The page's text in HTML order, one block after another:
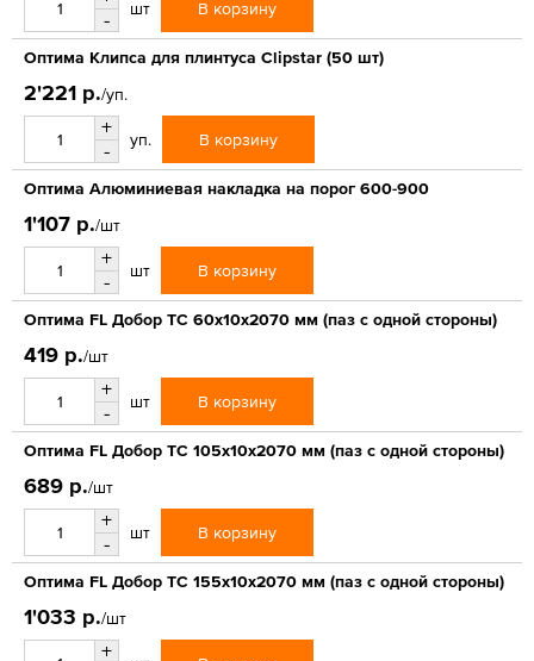
-
шт В корзину
Оптима Клипса для плинтуса Clipstar (50 шт)
2'221 р./уп.
+
-
уп. В корзину
Оптима Алюминиевая накладка на порог 600-900
1'107 р./шт
+
-
шт В корзину
Оптима FL Добор ТС 60х10х2070 мм (паз с одной стороны)
419 р./шт
+
-
шт В корзину
Оптима FL Добор ТС 105х10х2070 мм (паз с одной стороны)
689 р./шт
+
-
шт В корзину
Оптима FL Добор ТС 155х10х2070 мм (паз с одной стороны)
1'033 р./шт
+